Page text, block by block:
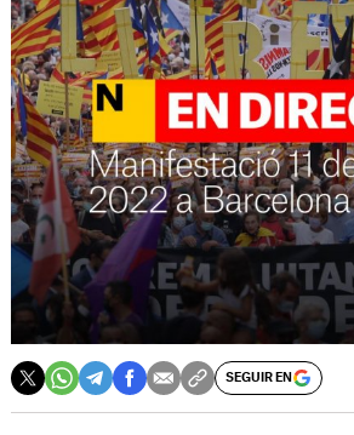
SEGUIR EN